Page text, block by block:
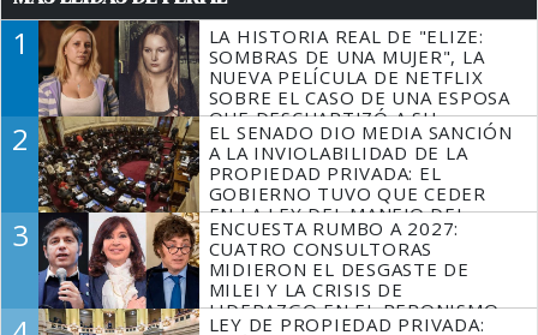
1
LA HISTORIA REAL DE "ELIZE:
SOMBRAS DE UNA MUJER", LA
NUEVA PELÍCULA DE NETFLIX
SOBRE EL CASO DE UNA ESPOSA
QUE DESCUARTIZÓ A SU
MARIDO
2
EL SENADO DIO MEDIA SANCIÓN
A LA INVIOLABILIDAD DE LA
PROPIEDAD PRIVADA: EL
GOBIERNO TUVO QUE CEDER
EN LA LEY DEL MANEJO DEL
FUEGO
3
ENCUESTA RUMBO A 2027:
CUATRO CONSULTORAS
MIDIERON EL DESGASTE DE
MILEI Y LA CRISIS DE
LIDERAZGO EN EL PERONISMO
LEY DE PROPIEDAD PRIVADA: